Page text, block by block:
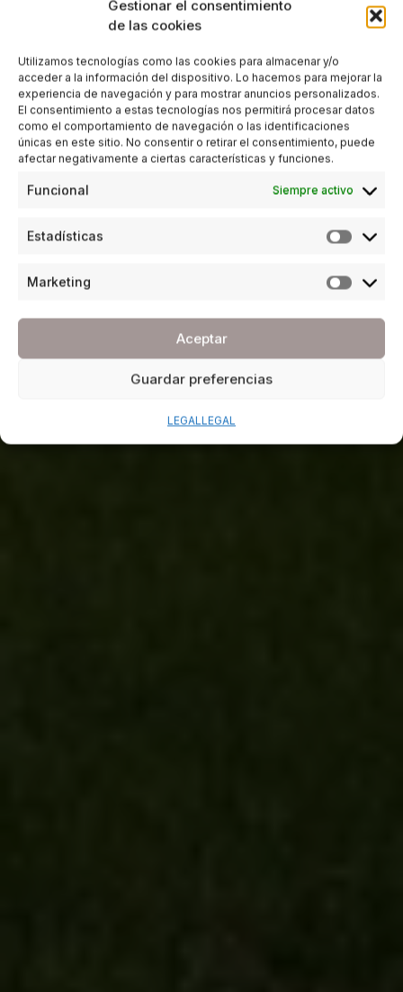
Gestionar el consentimiento
de las cookies
Utilizamos tecnologías como las cookies para almacenar y/o
acceder a la información del dispositivo. Lo hacemos para mejorar la
experiencia de navegación y para mostrar anuncios personalizados.
El consentimiento a estas tecnologías nos permitirá procesar datos
como el comportamiento de navegación o las identificaciones
únicas en este sitio. No consentir o retirar el consentimiento, puede
afectar negativamente a ciertas características y funciones.
Funcional Siempre activo
Estadísticas
Marketing
Aceptar
Guardar preferencias
LEGALLEGAL